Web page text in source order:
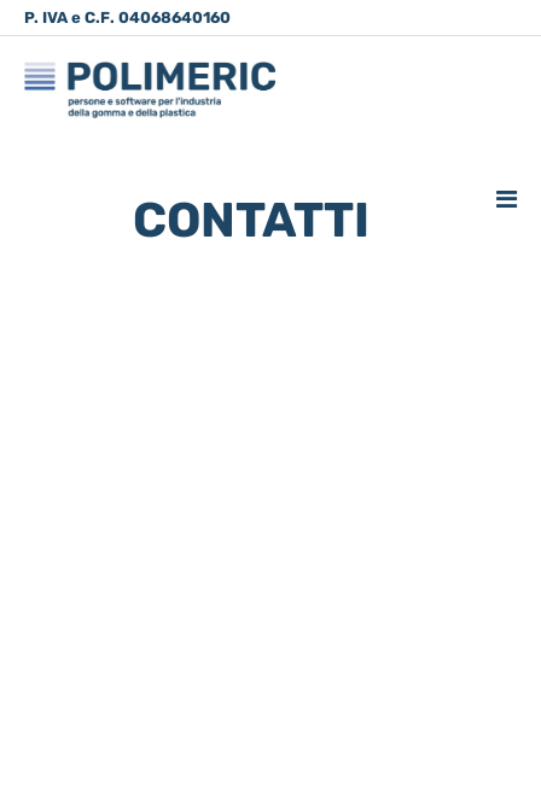
P. IVA e C.F. 04068640160
CONTATTI